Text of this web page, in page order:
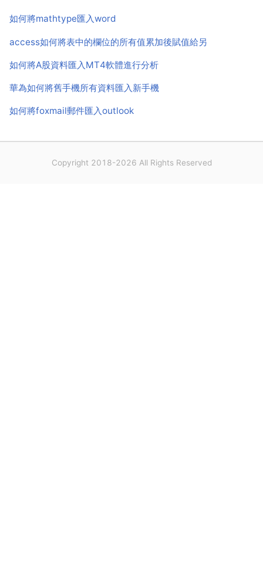
如何將mathtype匯入word
access如何將表中的欄位的所有值累加後賦值給另
如何將A股資料匯入MT4軟體進行分析
華為如何將舊手機所有資料匯入新手機
如何將foxmail郵件匯入outlook
Copyright 2018-2026 All Rights Reserved